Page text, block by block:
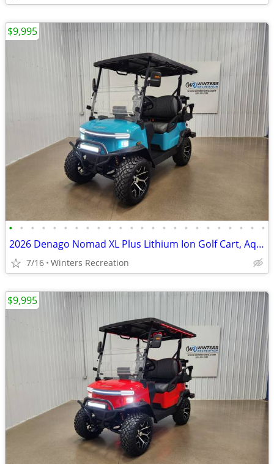
• • • • • • • • • • • • • • • • • • • • • • • •
2026 Denago Nomad XL Plus Lithium Ion Golf Cart, Aqua
7/16 Winters Recreation
$9,995
$9,995